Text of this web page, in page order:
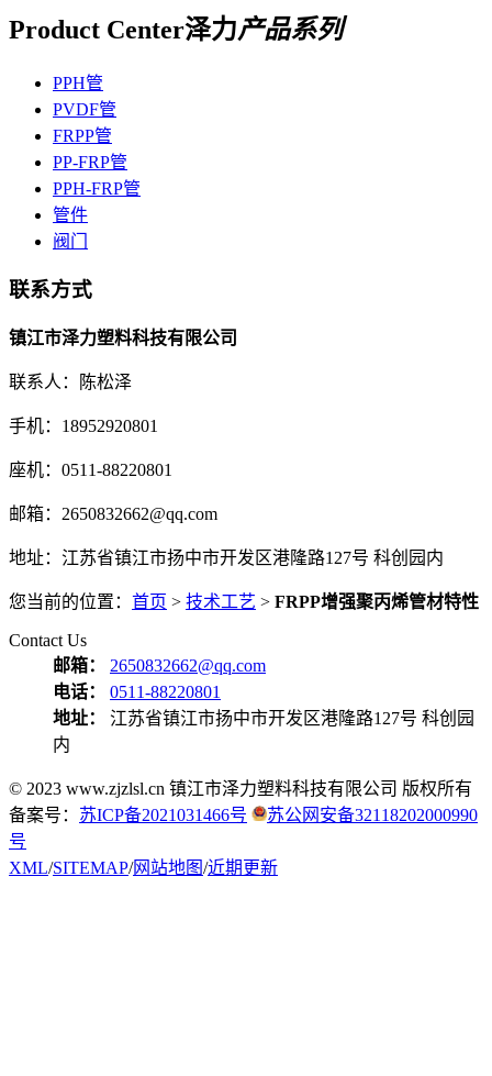
Product Center泽力产品系列
PPH管
PVDF管
FRPP管
PP-FRP管
PPH-FRP管
管件
阀门
联系方式
镇江市泽力塑料科技有限公司
联系人：陈松泽
手机：18952920801
座机：0511-88220801
邮箱：2650832662@qq.com
地址：江苏省镇江市扬中市开发区港隆路127号 科创园内
您当前的位置： 首页 > 技术工艺 > FRPP增强聚丙烯管材特性
Contact Us
邮箱：
2650832662@qq.com
电话：
0511-88220801
地址：
江苏省镇江市扬中市开发区港隆路127号 科创园
内
© 2023 www.zjzlsl.cn 镇江市泽力塑料科技有限公司 版权所有
备案号： 苏ICP备2021031466号
苏公网安备32118202000990
号
XML/SITEMAP/网站地图/近期更新